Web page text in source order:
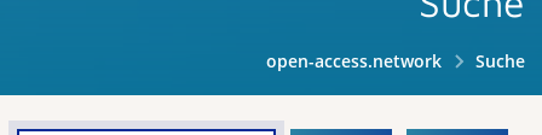
open-access.network Suche